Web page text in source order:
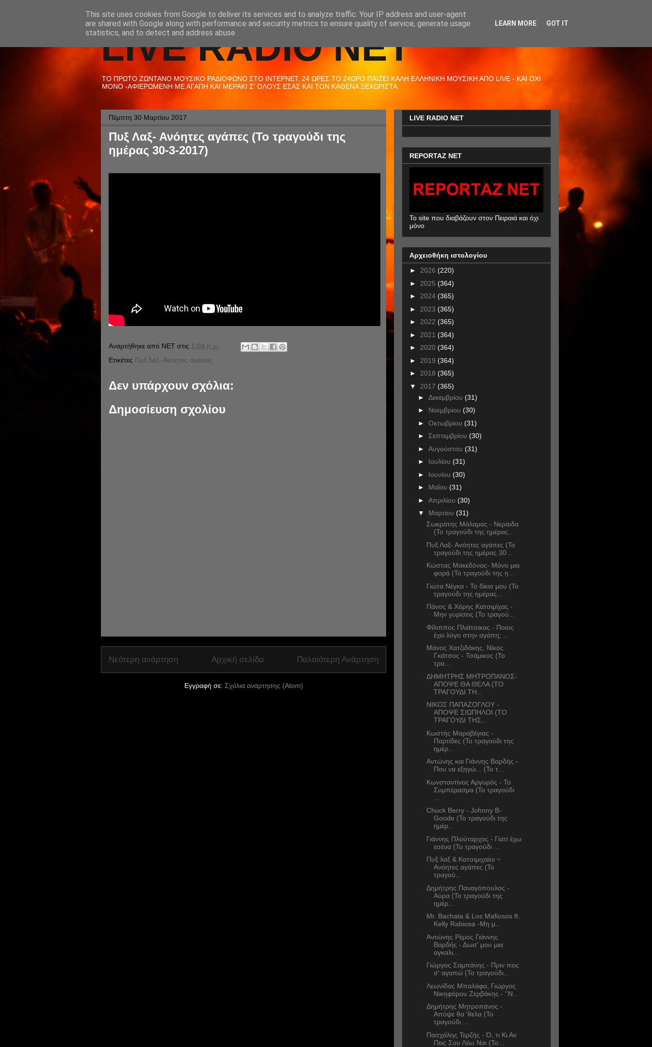
LIVE RADIO NET
ΤΟ ΠΡΩΤΟ ΖΩΝΤΑΝΟ ΜΟΥΣΙΚΟ ΡΑΔΙΟΦΩΝΟ ΣΤΟ ΙΝΤΕΡΝΕΤ. 24 ΩΡΕΣ ΤΟ 24ΩΡΟ ΠΑΙΖΕΙ ΚΑΛΗ ΕΛΛΗΝΙΚΗ ΜΟΥΣΙΚΗ ΑΠΟ LIVE - ΚΑΙ ΟΧΙ
ΜΟΝΟ -ΑΦΙΕΡΩΜΕΝΗ ΜΕ ΑΓΑΠΗ ΚΑΙ ΜΕΡΑΚΙ Σ' ΟΛΟΥΣ ΕΣΑΣ ΚΑΙ ΤΟΝ ΚΑΘΕΝΑ ΞΕΧΩΡΙΣΤΑ.
Πέμπτη 30 Μαρτίου 2017
Πυξ Λαξ- Ανόητες αγάπες (Το τραγούδι της
ημέρας 30-3-2017)
Αναρτήθηκε από NET στις 1:04 π.μ.
Ετικέτες Πυξ Λαξ- Ανόητες αγάπες
Δεν υπάρχουν σχόλια:
Δημοσίευση σχολίου
Νεότερη ανάρτηση Παλαιότερη Ανάρτηση
Αρχική σελίδα
Εγγραφή σε: Σχόλια ανάρτησης (Atom)
LIVE RADIO NET
REPORTAZ NET
To site που διαβάζουν στον Πειραιά και όχι
μόνο
Αρχειοθήκη ιστολογίου
► 2026 (220)
► 2025 (364)
► 2024 (365)
► 2023 (365)
► 2022 (365)
► 2021 (364)
► 2020 (364)
► 2019 (364)
► 2018 (365)
▼ 2017 (365)
► Δεκεμβρίου (31)
► Νοεμβρίου (30)
► Οκτωβρίου (31)
► Σεπτεμβρίου (30)
► Αυγούστου (31)
► Ιουλίου (31)
► Ιουνίου (30)
► Μαΐου (31)
► Απριλίου (30)
▼ Μαρτίου (31)
Σωκράτης Μάλαμας - Νεράιδα
(Το τραγούδι της ημέρας...
Πυξ Λαξ- Ανόητες αγάπες (Το
τραγούδι της ημέρας 30...
Κώστας Μακεδόνας- Μόνο μια
φορά (Το τραγούδι της η...
Γιώτα Νέγκα - Το δίκιο μου (Το
τραγούδι της ημέρας...
Πάνος & Χάρης Κατσιμίχας -
Μην γυρίσεις (Το τραγού...
Φίλιππος Πλιάτσικας - Ποιος
έχει λόγο στην αγάπη; ...
Μάνος Χατζιδάκης, Νίκος
Γκάτσος - Τσάμικος (Το
τρα...
ΔΗΜΗΤΡΗΣ ΜΗΤΡΟΠΑΝΟΣ-
ΑΠΟΨΕ ΘΑ ΘΕΛΑ (ΤΟ
ΤΡΑΓΟΥΔΙ ΤΗ...
ΝΙΚΟΣ ΠΑΠΑΖΟΓΛΟΥ -
ΑΠΟΨΕ ΣΙΩΠΗΛΟΙ (ΤΟ
ΤΡΑΓΟΥΔΙ ΤΗΣ...
Κωστής Μαραβέγιας -
Παρτίδες (Το τραγούδι της
ημέρ...
Αντώνης και Γιάννης Βαρδής -
Που να εξηγώ... (Το τ...
Κωνσταντίνος Αργυρός - Το
Συμπέρασμα (Το τραγούδι
Chuck Berry - Johnny B-
Goode (Το τραγούδι της
ημέρ...
Γιάννης Πλούταρχος - Γιατί έχω
εσένα (Το τραγούδι ...
Πυξ λαξ & Κατσιμιχαίοι ~
Ανόητες αγάπες (Το
τραγού...
Δημήτρης Παναγόπουλος -
Αύρα (Το τραγούδι της
ημέρ...
Mr. Bachata & Los Mafiosos ft.
Kelly Rabiosa -Μη μ...
Αντώνης Ρέμος Γιάννης
Βαρδής - Δωσ' μου μια
αγκαλι...
Γιώργος Σαμπάνης - Πριν πεις
σ' αγαπώ (Το τραγούδι...
Λεωνίδας Μπαλάφα, Γιώργος
Νικηφόρου Ζερβάκης - ''Ν...
Δημήτρης Μητροπάνος -
Απόψε θα 'θελα (Το
τραγούδι ...
Πασχάλης Τερζής - Ό, τι Κι Αν
Πεις Σου Λέω Ναι (Το...
This site uses cookies from Google to deliver its services and to analyze traffic. Your IP address and user-agent
are shared with Google along with performance and security metrics to ensure quality of service, generate usage
statistics, and to detect and address abuse.
LEARN MORE GOT IT